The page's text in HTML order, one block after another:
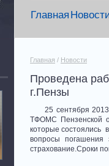
Главная
Главная / Новости
Проведена
г.Пензы
25 сентября 2013
ТФОМС Пензенской
которые состоялись
вопросы погашения
страхование.Сроки